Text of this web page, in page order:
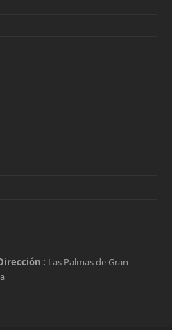
: Las Palmas de Gran